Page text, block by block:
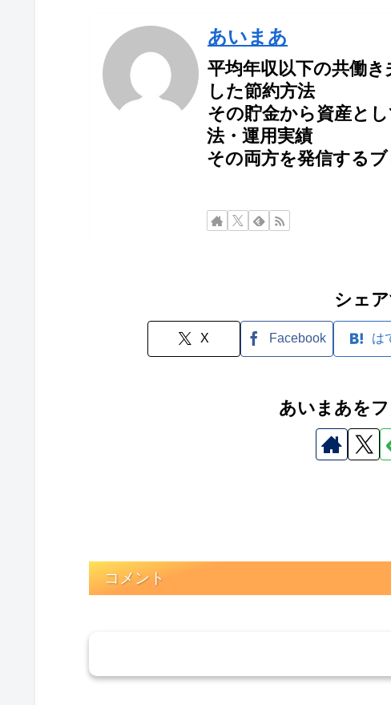
あいまあ
平均年収以下の共働
した節約方法
その貯金から資産と
法・運用実績
その両方を発信する
シェ
X Facebook は
あいまあを
コメント